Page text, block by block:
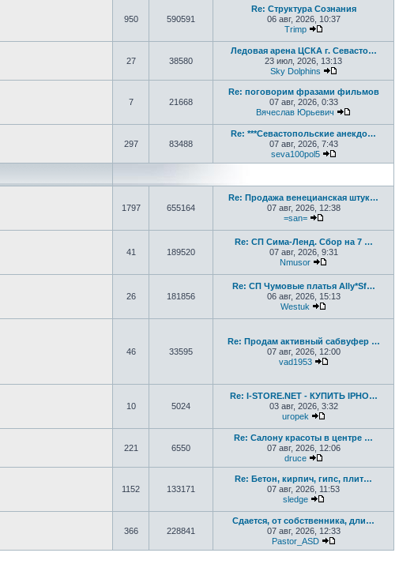
950 590591
Re: Структура Сознания
06 авг, 2026, 10:37
Trimp
27 38580
Ледовая арена ЦСКА г. Севасто…
23 июл, 2026, 13:13
Sky Dolphins
Перейти к
7 21668
Re: поговорим фразами фильмов
07 авг, 2026, 0:33
Вячеслав Юрьевич
297 83488
Re: ***Севастопольские анекдо…
07 авг, 2026, 7:43
seva100pol5
Перейти к
1797 655164
Re: Продажа венецианская штук…
07 авг, 2026, 12:38
=san=
41 189520
Re: СП Сима-Ленд. Сбор на 7 …
07 авг, 2026, 9:31
Nmusor
26 181856
Re: СП Чумовые платья Ally*Sf…
06 авг, 2026, 15:13
Westuk
46 33595
Re: Продам активный сабвуфер …
07 авг, 2026, 12:00
vad1953
10 5024
Re: I-STORE.NET - КУПИТЬ IPHO…
03 авг, 2026, 3:32
uropek
221 6550
Re: Салону красоты в центре …
07 авг, 2026, 12:06
druce
Перейти к
1152 133171
Re: Бетон, кирпич, гипс, плит…
07 авг, 2026, 11:53
sledge
366 228841
Сдается, от собственника, дли…
07 авг, 2026, 12:33
Pastor_ASD
Перейти к